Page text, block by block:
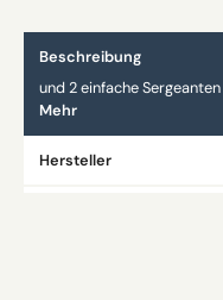
Beschreibung
und 2 einfache
Mehr
Hersteller